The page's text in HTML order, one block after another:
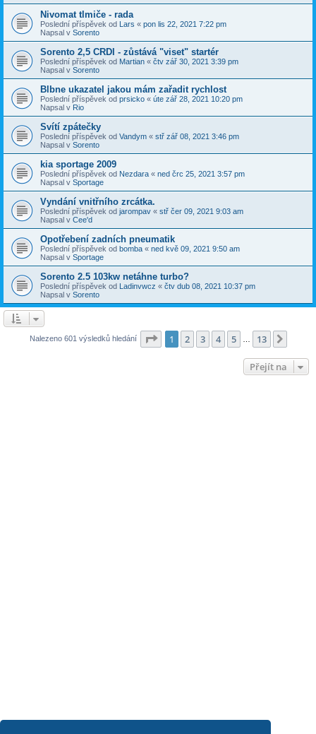
Nivomat tlmiče - rada
Poslední příspěvek od Lars « pon lis 22, 2021 7:22 pm
Napsal v Sorento
Sorento 2,5 CRDI - zůstává "viset" startér
Poslední příspěvek od Martian « čtv zář 30, 2021 3:39 pm
Napsal v Sorento
Blbne ukazatel jakou mám zařadit rychlost
Poslední příspěvek od prsicko « úte zář 28, 2021 10:20 pm
Napsal v Rio
Svítí zpátečky
Poslední příspěvek od Vandym « stř zář 08, 2021 3:46 pm
Napsal v Sorento
kia sportage 2009
Poslední příspěvek od Nezdara « ned črc 25, 2021 3:57 pm
Napsal v Sportage
Vyndání vnitřního zrcátka.
Poslední příspěvek od jarompav « stř čer 09, 2021 9:03 am
Napsal v Cee'd
Opotřebení zadních pneumatik
Poslední příspěvek od bomba « ned kvě 09, 2021 9:50 am
Napsal v Sportage
Sorento 2.5 103kw netáhne turbo?
Poslední příspěvek od Ladinvwcz « čtv dub 08, 2021 10:37 pm
Napsal v Sorento
Nalezeno 601 výsledků hledání Stránka z 13
1 2 3 4 5 13
Přejít na